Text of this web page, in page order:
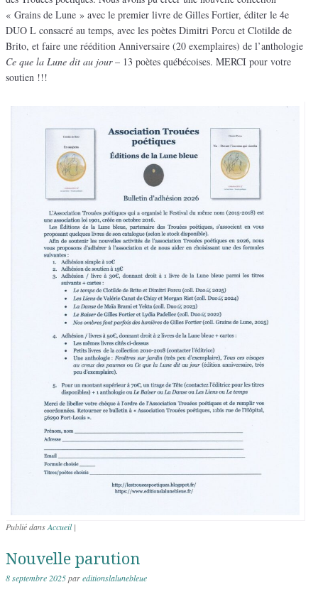
« Grains de Lune » avec le premier livre de Gilles Fortier, éditer le 4e
DUO L consacré au temps, avec les poètes Dimitri Porcu et Clotilde de
Brito, et faire une réédition Anniversaire (20 exemplaires) de l’anthologie
Ce que la Lune dit au jour– 13 poètes québécoises. MERCI pour votre
soutien !!!
Publié dansAccueil |
Nouvelle parution
8 septembre 2025pareditionslalunebleue